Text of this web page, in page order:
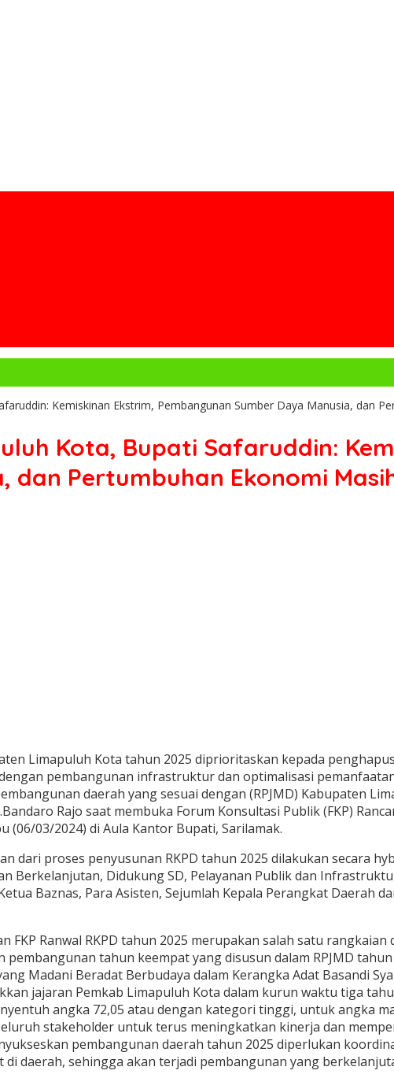
Kemiskinan Ekstrim, Pembangunan Sumber Daya Manusia, dan
Kota, Bupati Safaruddin:
dan Pertumbuhan Ekonomi
Limapuluh Kota tahun 2025 diprioritaskan kepada
pembangunan infrastruktur dan optimalisasi
daerah yang sesuai dengan (RPJMD) Kabupaten
Rajo saat membuka Forum Konsultasi Publik (FKP)
(06/03/2024) di Aula Kantor Bupati, Sarilamak.
dari proses penyusunan RKPD tahun 2025 dilakukan secara
Berkelanjutan, Didukung SD, Pelayanan Publik dan
Baznas, Para Asisten, Sejumlah Kepala Perangkat Daerah
Ranwal RKPD tahun 2025 merupakan salah satu
tahun keempat yang disusun dalam RPJMD
Madani Beradat Berbudaya dalam Kerangka Adat Basandi
jajaran Pemkab Limapuluh Kota dalam kurun waktu tiga
angka 72,05 atau dengan kategori tinggi, untuk angka
stakeholder untuk terus meningkatkan kinerja dan
pembangunan daerah tahun 2025 diperlukan
daerah, sehingga akan terjadi pembangunan yang